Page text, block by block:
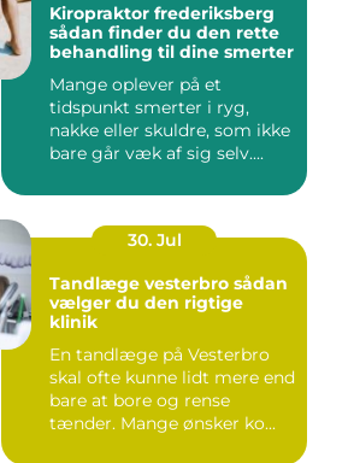
Kiropraktor frederiksberg
sådan finder du den rette
behandling til dine smerter
Mange oplever på et
tidspunkt smerter i ryg,
nakke eller skuldre, som ikke
bare går væk af sig selv....
30. Jul
Tandlæge vesterbro sådan
vælger du den rigtige
klinik
En tandlæge på Vesterbro
skal ofte kunne lidt mere end
bare at bore og rense
tænder. Mange ønsker ko...